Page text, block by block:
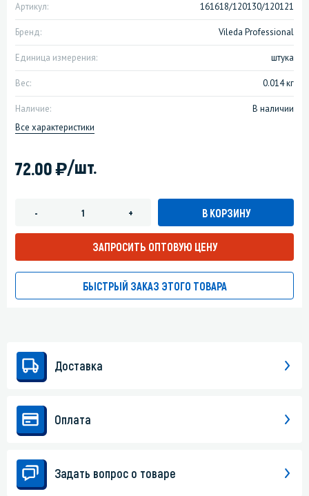
Артикул: 161618/120130/120121
Бренд: Vileda Professional
Единица измерения: штука
Вес: 0.014 кг
Наличие:
В наличии
Все характеристики
72.00)/шт.
- + В КОРЗИНУ
ЗАПРОСИТЬ ОПТОВУЮ ЦЕНУ
БЫСТРЫЙ ЗАКАЗ ЭТОГО ТОВАРА
Доставка
Оплата
Задать вопрос о товаре